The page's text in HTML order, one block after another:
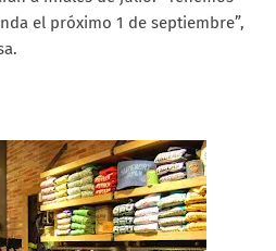
el próximo 1 de septiembre”,